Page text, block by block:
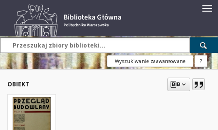
Wyszukiwanie zaawansowane ?
OBIEKT